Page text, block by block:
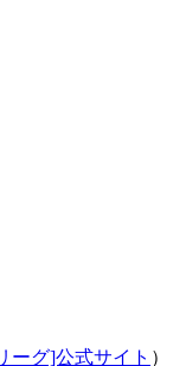
ーグ]公式サイト ）